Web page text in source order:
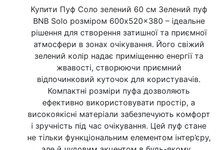
Купити Пуф Соло зелений 60 см Зелений пуф
BNB Solo розміром 600x520x380 – ідеальне
рішення для створення затишної та приємної
атмосфери в зонах очікування. Його свіжий
зелений колір надає приміщенню енергії та
жвавості, створюючи приємний
відпочинковий куточок для користувачів.
Компактні розміри пуфа дозволяють
ефективно використовувати простір, а
високоякісні матеріали забезпечують комфорт
і зручність під час очікування. Цей пуф стане
не тільки функціональним елементом інтер’єру,